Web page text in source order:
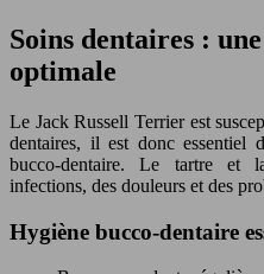
Soins dentaires :
optimale
Le Jack Russell Terrier est
dentaires, il est donc essentiel
bucco-dentaire. Le tartre et
infections, des douleurs et des
Hygiène bucco-dentaire